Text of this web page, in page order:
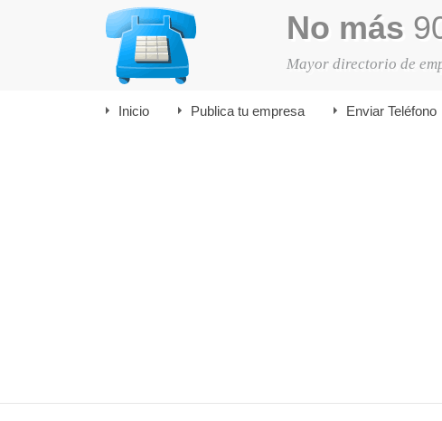
No más
Mayor directorio de
Inicio Publica tu empresa Enviar Teléfono